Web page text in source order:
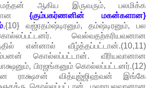
ஆகிய இருவரும், பலமிக்க
{கும்பகர்ணனின் மகன்களான}
,{10} வஜ்ரதம்ஷ்டிரனும், தம்ஷ்டிரனும், பல
வெல்வதற்கரியவனான
என்னால் வீழ்த்தப்பட்டான்.(10,11)
கொல்லப்பட்டான். வீரியவானான
பிரஜங்கனும் கொல்லப்பட்டனர்.(12)
ராக்ஷசன் வித்யுஜ்ஜிஹ்வன் இங்கே
கொல்லப்பட்டான். மஹாபலவானான